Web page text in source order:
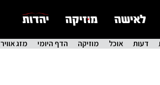
דעות אוכל מוזיקה הדף היומי מזג אוויר